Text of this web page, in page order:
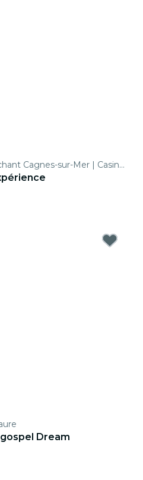
Casino Tranchant Cagnes-sur-Mer | Casino Terrazur
Dream